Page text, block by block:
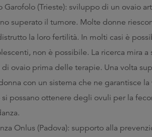
Garofolo (Trieste): sviluppo di un ovaio
superato il tumore. Molte donne
la loro fertilità. In molti casi è
non è possibile. La ricerca mira
ovaio prima delle terapie. Una volta
con un sistema che ne garantisce
si possano ottenere degli ovuli per la
Onlus (Padova): supporto alla